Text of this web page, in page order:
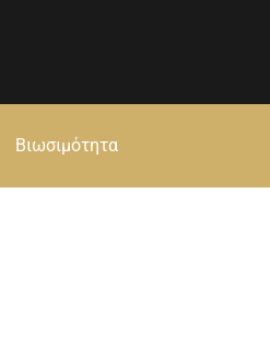
Βιωσιμότητα